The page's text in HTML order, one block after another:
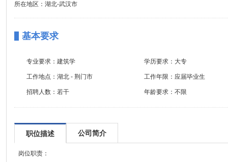
所在地区：湖北-武汉市
基本要求
专业要求： 建筑学 学历要求： 大专
工作地点： 湖北 - 荆门市 工作年限： 应届毕业生
招聘人数： 若干 年龄要求： 不限
职位描述 公司简介
岗位职责：